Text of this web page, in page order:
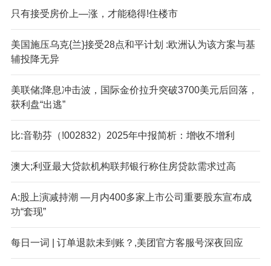
只有接受房价上—涨，才能稳得!住楼市
美国施压乌克{兰}接受28点和平计划 :欧洲认为该方案与基
辅投降无异
美联储;降息冲击波，国际金价拉升突破3700美元后回落，
获利盘“出逃”
比:音勒芬（!002832）2025年中报简析：增收不增利
澳大;利亚最大贷款机构联邦银行称住房贷款需求过高
A:股上演减持潮 —月内400多家上市公司重要股东宣布成
功“套现”
每日一词 | 订单退款未到账？,美团官方客服号深夜回应